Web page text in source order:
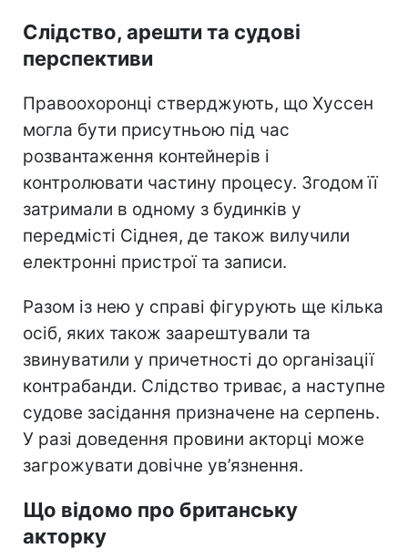
Слідство, арешти та судові
перспективи
Правоохоронці стверджують, що Хуссен
могла бути присутньою під час
розвантаження контейнерів і
контролювати частину процесу. Згодом її
затримали в одному з будинків у
передмісті Сіднея, де також вилучили
електронні пристрої та записи.
Разом із нею у справі фігурують ще кілька
осіб, яких також заарештували та
звинуватили у причетності до організації
контрабанди. Слідство триває, а наступне
судове засідання призначене на серпень.
У разі доведення провини акторці може
загрожувати довічне ув’язнення.
Що відомо про британську
акторку